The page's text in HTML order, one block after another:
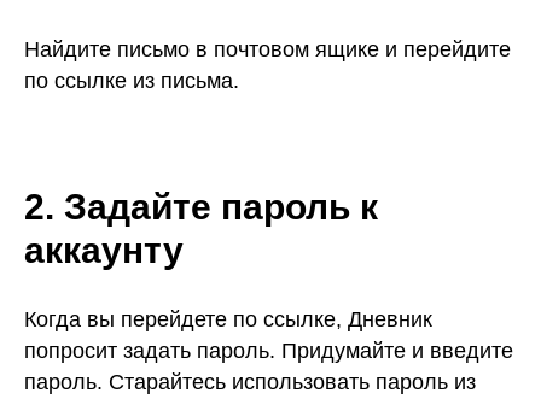
Найдите письмо в почтовом ящике и перейдите
по ссылке из письма.
2. Задайте пароль к
аккаунту
Когда вы перейдете по ссылке, Дневник
попросит задать пароль. Придумайте и введите
пароль. Старайтесь использовать пароль из